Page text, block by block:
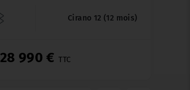
Cirano 12 (12 mois)
28 990 €TTC